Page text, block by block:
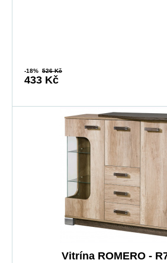
-18% 526 Kč
433 Kč
Vitrína ROMERO -